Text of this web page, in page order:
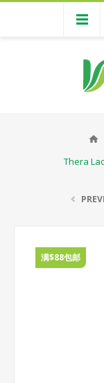
Thera
满$88包邮